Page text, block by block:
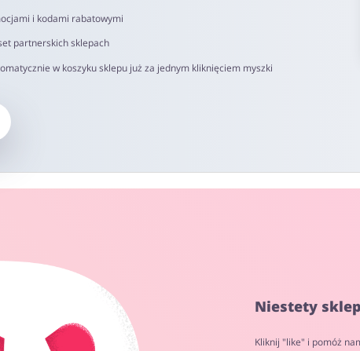
i kodami rabatowymi
partnerskich sklepach
w koszyku sklepu już za jednym kliknięciem myszki
Niestety
Kliknij "like" i pomóż